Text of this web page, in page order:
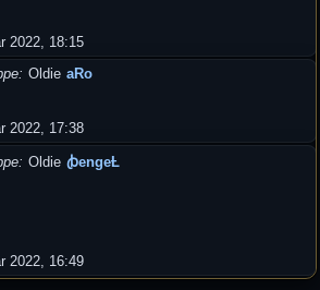
2022, 18:15
Oldie aRo
2022, 17:38
Oldie ꞗengeȽ
2022, 16:49